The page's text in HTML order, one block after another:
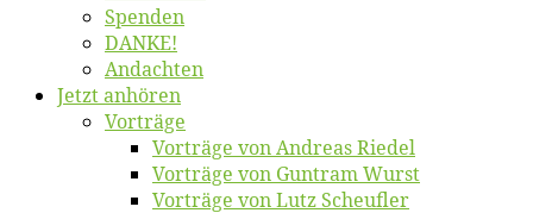
Spen­den
DANKE!
An­dach­ten
Jetzt an­hö­ren
Vor­trä­ge
Vor­trä­ge von An­dre­as Riedel
Vor­trä­ge von Gun­tram Wurst
Vor­trä­ge von Lutz Scheufler